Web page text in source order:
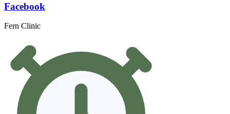
Facebook
Fern Clinic